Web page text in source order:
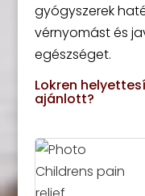
gyógyszerek
vérnyomást és
egészséget.
Lokren
ajánlott?